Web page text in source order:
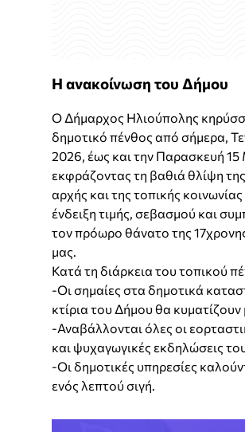
Η ανακοίνωση του Δήμου
Ο Δήμαρχος Ηλιούπολης
δημοτικό πένθος από σήμερα,
2026, έως και την Παρασκευή
εκφράζοντας τη βαθιά θλίψη
αρχής και της τοπικής
ένδειξη τιμής, σεβασμού και
τον πρόωρο θάνατο της
μας.
Κατά τη διάρκεια του τοπικού
-Οι σημαίες στα δημοτικά
κτίρια του Δήμου θα κυματίζουν
-Αναβάλλονται όλες οι
και ψυχαγωγικές εκδηλώσεις
-Οι δημοτικές υπηρεσίες
ενός λεπτού σιγή.